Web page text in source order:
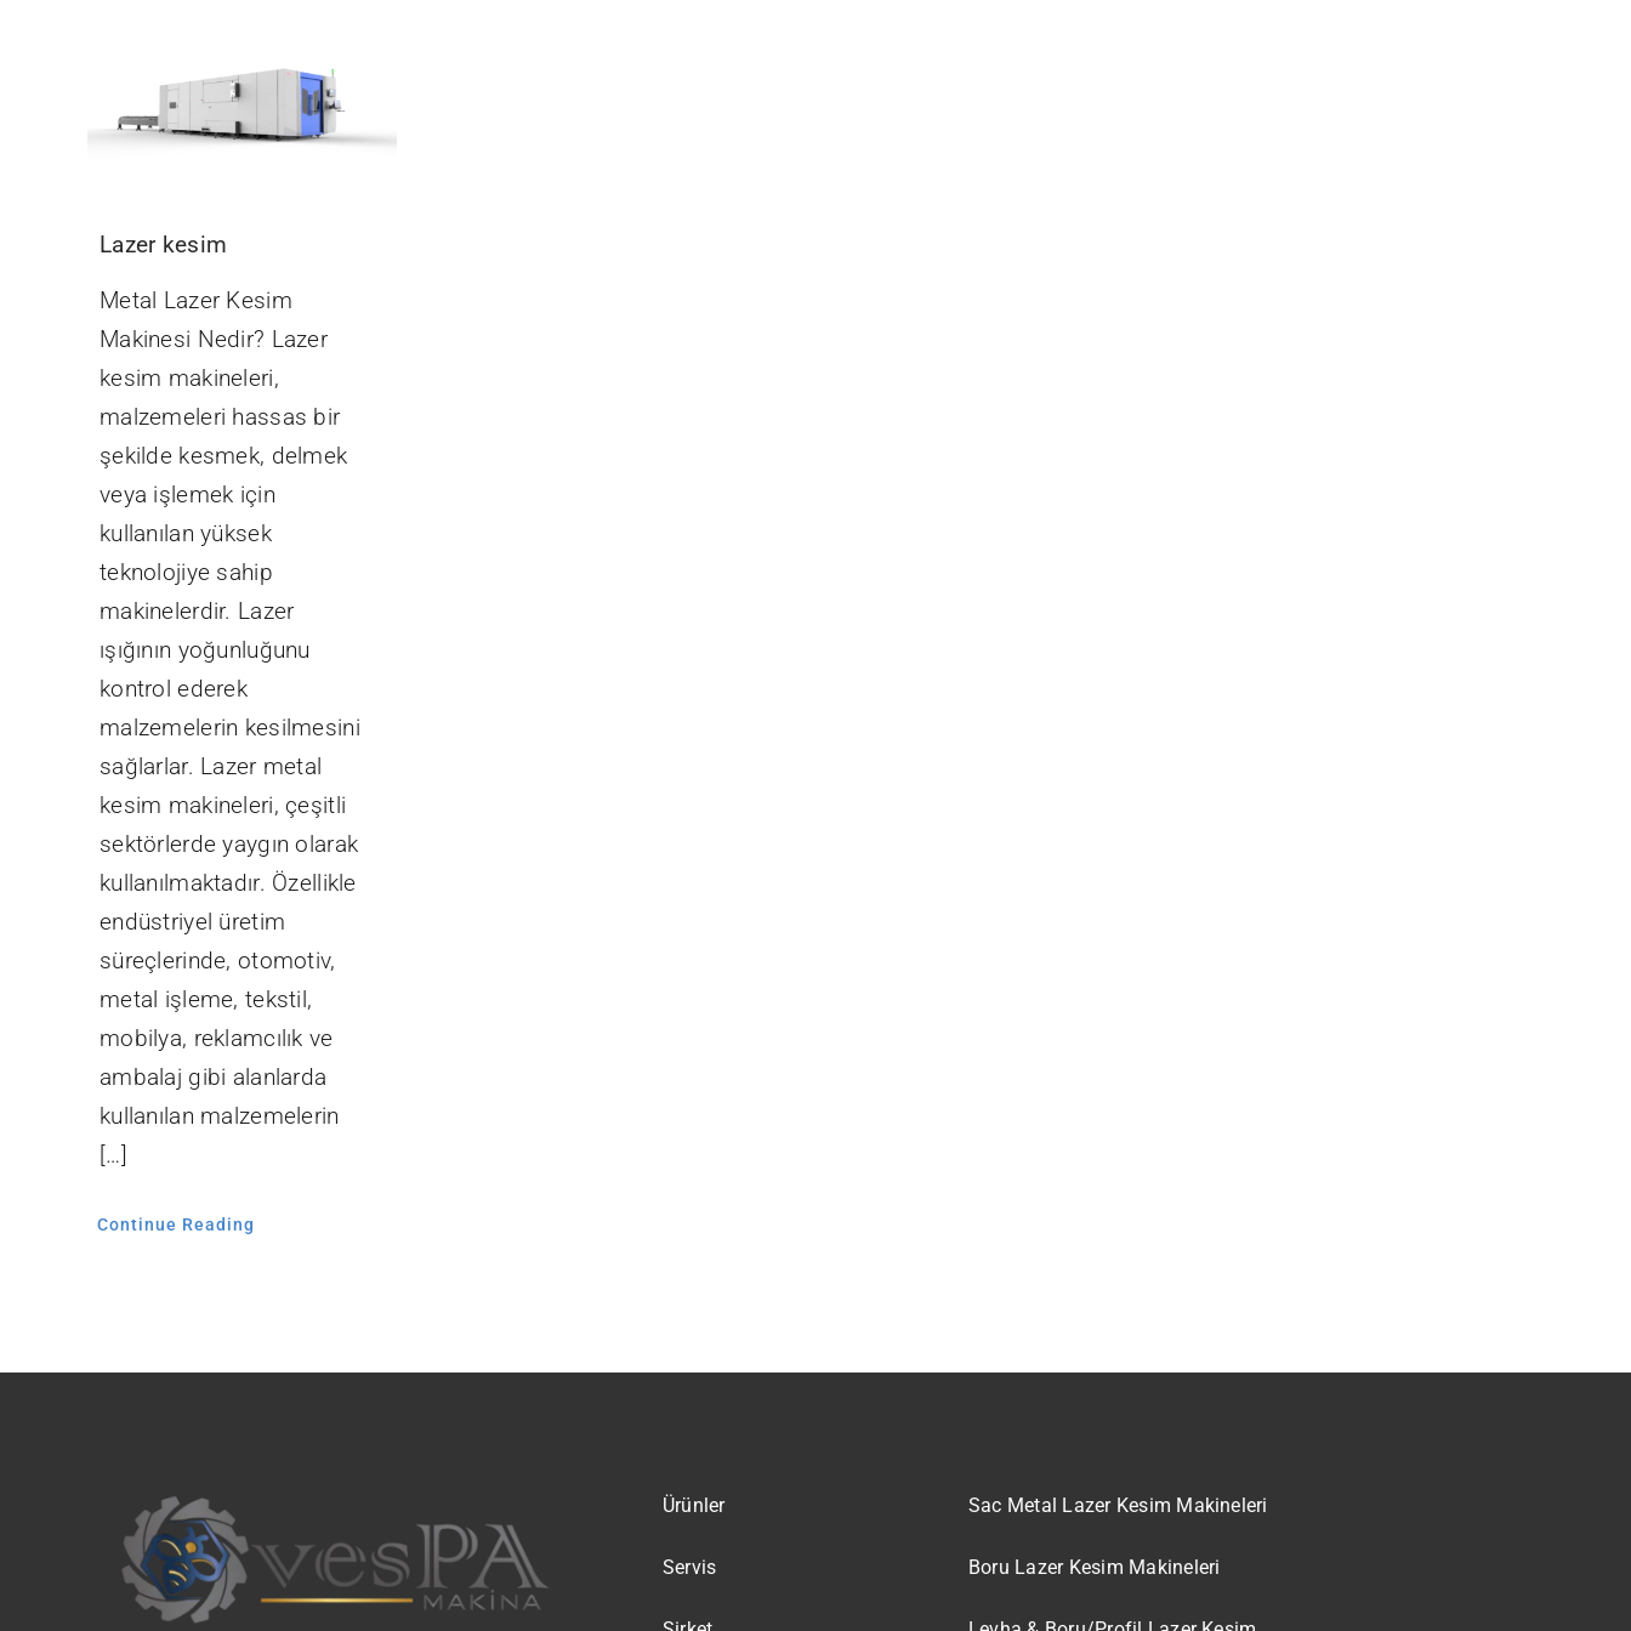
Lazer kesim
Metal Lazer Kesim
Makinesi Nedir? Lazer
kesim makineleri,
malzemeleri hassas bir
şekilde kesmek, delmek
veya işlemek için
kullanılan yüksek
teknolojiye sahip
makinelerdir. Lazer
ışığının yoğunluğunu
kontrol ederek
malzemelerin kesilmesini
sağlarlar. Lazer metal
kesim makineleri, çeşitli
sektörlerde yaygın olarak
kullanılmaktadır. Özellikle
endüstriyel üretim
süreçlerinde, otomotiv,
metal işleme, tekstil,
mobilya, reklamcılık ve
ambalaj gibi alanlarda
kullanılan malzemelerin
[…]
Continue Reading
Ürünler
Servis
Sac Metal Lazer Kesim Makineleri
Boru Lazer Kesim Makineleri